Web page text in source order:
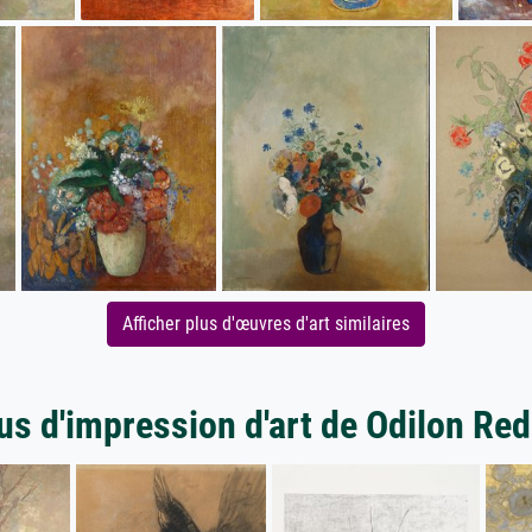
Afficher plus d'œuvres d'art similaires
d'impression d'art de Odilon